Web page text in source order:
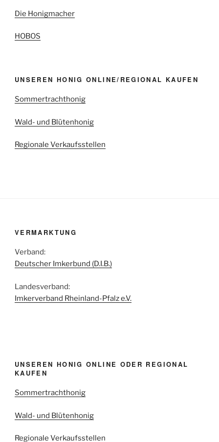
Die Honigmacher
HOBOS
UNSEREN HONIG ONLINE/REGIONAL KAUFEN
Sommertrachthonig
Wald- und Blütenhonig
Regionale Verkaufsstellen
VERMARKTUNG
Verband:
Deutscher Imkerbund (D.I.B.)
Landesverband:
Imkerverband Rheinland-Pfalz e.V.
UNSEREN HONIG ONLINE ODER REGIONAL
KAUFEN
Sommertrachthonig
Wald- und Blütenhonig
Regionale Verkaufsstellen